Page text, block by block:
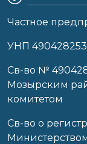
Частное
УНП 490428253
Cв-во №
Мозырским
комитетом
Св-во о